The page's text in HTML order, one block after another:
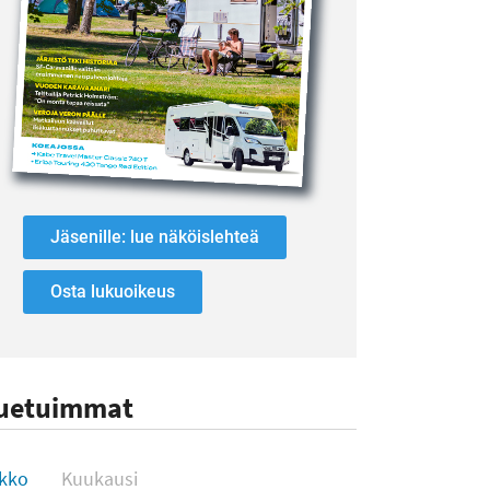
Jäsenille: lue näköislehteä
Osta lukuoikeus
Kuukausi